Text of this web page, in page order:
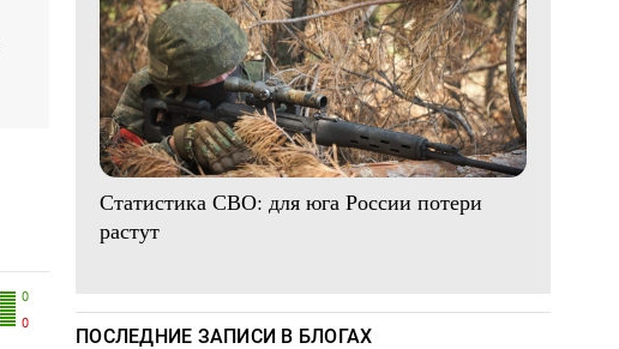
0
0
Статистика СВО: для юга России потери
растут
ПОСЛЕДНИЕ ЗАПИСИ В БЛОГАХ